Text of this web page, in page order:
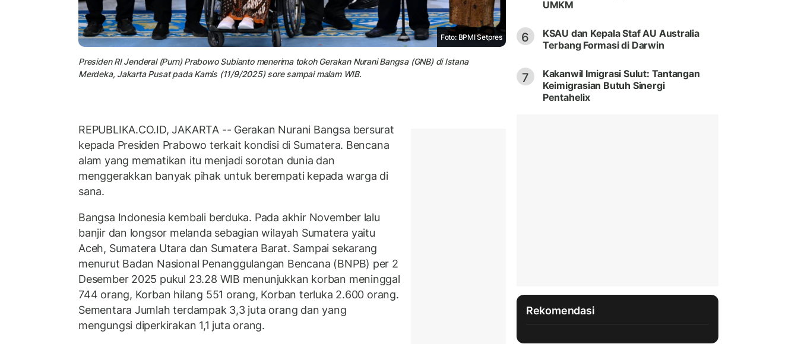
Foto: BPMI Setpres
Presiden RI Jenderal (Purn) Prabowo Subianto menerima tokoh Gerakan Nurani Bangsa (GNB) di Istana
Merdeka, Jakarta Pusat pada Kamis (11/9/2025) sore sampai malam WIB.
REPUBLIKA.CO.ID, JAKARTA -- Gerakan Nurani Bangsa bersurat
kepada Presiden Prabowo terkait kondisi di Sumatera. Bencana
alam yang mematikan itu menjadi sorotan dunia dan
menggerakkan banyak pihak untuk berempati kepada warga di
sana.
Bangsa Indonesia kembali berduka. Pada akhir November lalu
banjir dan longsor melanda sebagian wilayah Sumatera yaitu
Aceh, Sumatera Utara dan Sumatera Barat. Sampai sekarang
menurut Badan Nasional Penanggulangan Bencana (BNPB) per 2
Desember 2025 pukul 23.28 WIB menunjukkan korban meninggal
744 orang, Korban hilang 551 orang, Korban terluka 2.600 orang.
Sementara Jumlah terdampak 3,3 juta orang dan yang
mengungsi diperkirakan 1,1 juta orang.
UMKM
6
KSAU dan Kepala Staf AU Australia
Terbang Formasi di Darwin
7
Kakanwil Imigrasi Sulut: Tantangan
Keimigrasian Butuh Sinergi
Pentahelix
Rekomendasi